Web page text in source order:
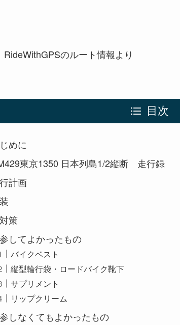
のルート情報より
目次
めに
東京1350 日本列島1/2縦断 走行録
計画
策
してよかったもの
バイクベスト
縦型輪行袋・ロードバイク靴下
サプリメント
リップクリーム
しなくてもよかったもの